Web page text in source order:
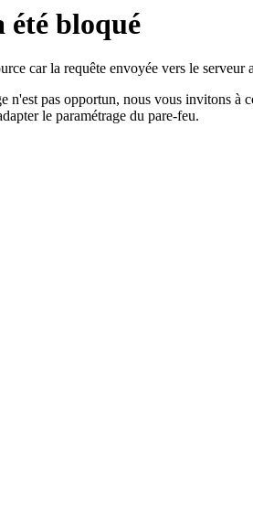
été bloqué
car la requête envoyée vers le serveur
n'est pas opportun, nous vous invitons à
le paramétrage du pare-feu.